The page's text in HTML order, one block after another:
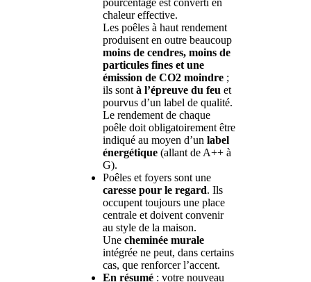
chaleur effective.
Les poêles à haut rendement
produisent en outre beaucoup
moins de cendres, moins de
particules fines et une
émission de CO2 moindre ;
ils sont à l’épreuve du feu et
pourvus d’un label de qualité.
Le rendement de chaque
poêle doit obligatoirement être
indiqué au moyen d’un label
énergétique (allant de A++ à
G).
Poêles et foyers sont une
caresse pour le regard. Ils
occupent toujours une place
centrale et doivent convenir
au style de la maison.
Une cheminée murale
intégrée ne peut, dans certains
cas, que renforcer l’accent.
En résumé : votre nouveau